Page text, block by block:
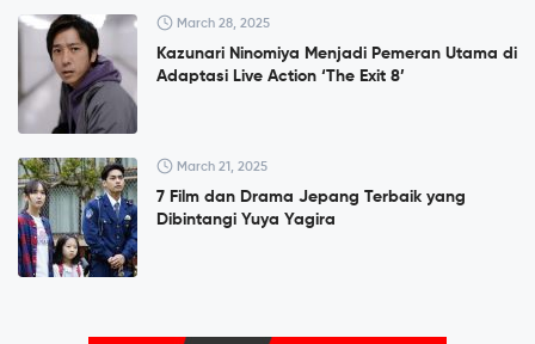
March 28, 2025
Kazunari Ninomiya Menjadi Pemeran Utama di
Adaptasi Live Action ‘The Exit 8’
March 21, 2025
7 Film dan Drama Jepang Terbaik yang
Dibintangi Yuya Yagira